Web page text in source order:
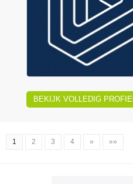
BEKIJK VOLLEDIG PROFIEL
1 2 3 4 » »»